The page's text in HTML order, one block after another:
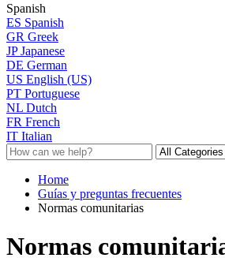
Spanish
ES Spanish
GR Greek
JP Japanese
DE German
US English (US)
PT Portuguese
NL Dutch
FR French
IT Italian
Home
Guías y preguntas frecuentes
Normas comunitarias
Normas